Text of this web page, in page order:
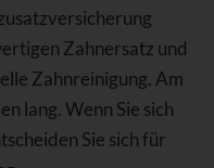
Zahnersatz und
Zahnreinigung. Am
lang. Wenn Sie sich
Sie sich für